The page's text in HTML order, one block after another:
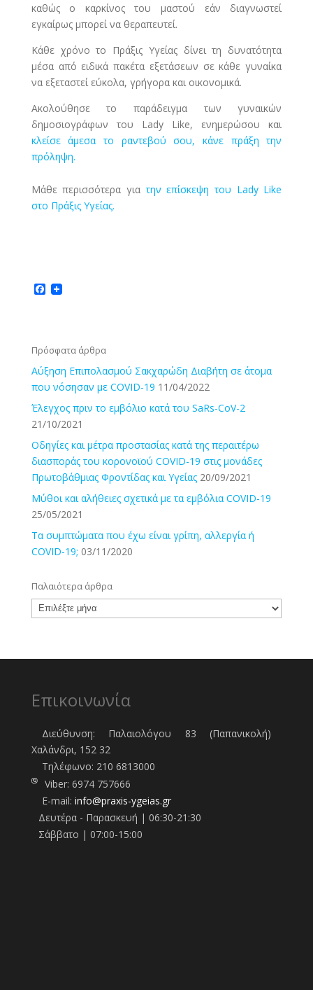
καθώς ο καρκίνος του μαστού εάν διαγνωστεί
εγκαίρως μπορεί να θεραπευτεί.
Κάθε χρόνο το Πράξις Υγείας δίνει τη δυνατότητα
μέσα από ειδικά πακέτα εξετάσεων σε κάθε γυναίκα
να εξεταστεί εύκολα, γρήγορα και οικονομικά.
Ακολούθησε το παράδειγμα των γυναικών
δημοσιογράφων του Lady Like, ενημερώσου και
κλείσε άμεσα το ραντεβού σου, κάνε πράξη την
πρόληψη.
Μάθε περισσότερα γιατην επίσκεψη του Lady Like
στο Πράξις Υγείας.
F
o
o
k
Πρόσφατα άρθρα
Αύξηση Επιπολασμού Σακχαρώδη Διαβήτη σε άτομα
που νόσησαν με COVID-19 11/04/2022
Έλεγχος πριν το εμβόλιο κατά του SaRs-CoV-2
21/10/2021
Οδηγίες και μέτρα προστασίας κατά της περαιτέρω
διασποράς του κορονοϊού COVID-19 στις μονάδες
Πρωτοβάθμιας Φροντίδας και Υγείας 20/09/2021
Μύθοι και αλήθειες σχετικά με τα εμβόλια COVID-19
25/05/2021
Τα συμπτώματα που έχω είναι γρίπη, αλλεργία ή
COVID-19; 03/11/2020
Παλαιότερα άρθρα
Παλαιότερα
άρθρα
Επικοινωνία
Διεύθυνση: Παλαιολόγου 83 (Παπανικολή)
Χαλάνδρι, 152 32
Τηλέφωνo: 210 6813000
Viber: 6974 757666
E-mail: info@praxis-ygeias.gr
Δευτέρα - Παρασκευή | 06:30-21:30
Σάββατο | 07:00-15:00